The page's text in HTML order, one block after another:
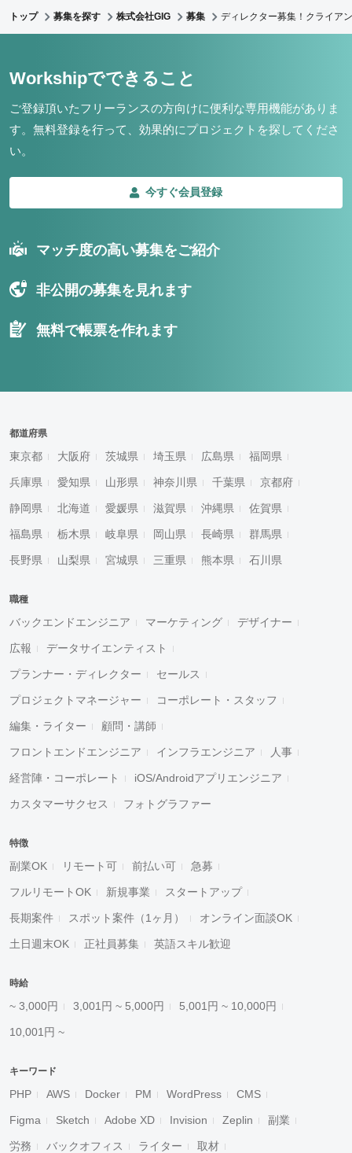
トップ 募集を探す 株式会社GIG 募集 ディレクター募集！クライア
Workshipでできること
ご登録頂いたフリーランスの方向けに便利な専用機能がありま
す。 無料登録を行って、効果的にプロジェクトを探してくださ
い。
今すぐ会員登録
マッチ度の高い募集をご紹介
非公開の募集を見れます
無料で帳票を作れます
都道府県
東京都 大阪府 茨城県 埼玉県 広島県 福岡県
兵庫県 愛知県 山形県 神奈川県 千葉県 京都府
静岡県 北海道 愛媛県 滋賀県 沖縄県 佐賀県
福島県 栃木県 岐阜県 岡山県 長崎県 群馬県
長野県 山梨県 宮城県 三重県 熊本県 石川県
職種
バックエンドエンジニア マーケティング デザイナー
広報 データサイエンティスト
プランナー・ディレクター セールス
プロジェクトマネージャー コーポレート・スタッフ
編集・ライター 顧問・講師
フロントエンドエンジニア インフラエンジニア 人事
経営陣・コーポレート iOS/Androidアプリエンジニア
カスタマーサクセス フォトグラファー
特徴
副業OK リモート可 前払い可 急募
フルリモートOK 新規事業 スタートアップ
長期案件 スポット案件（1ヶ月） オンライン面談OK
土日週末OK 正社員募集 英語スキル歓迎
時給
~ 3,000円 3,001円 ~ 5,000円 5,001円 ~ 10,000円
10,001円 ~
キーワード
PHP AWS Docker PM WordPress CMS
Figma Sketch Adobe XD Invision Zeplin 副業
労務 バックオフィス ライター 取材